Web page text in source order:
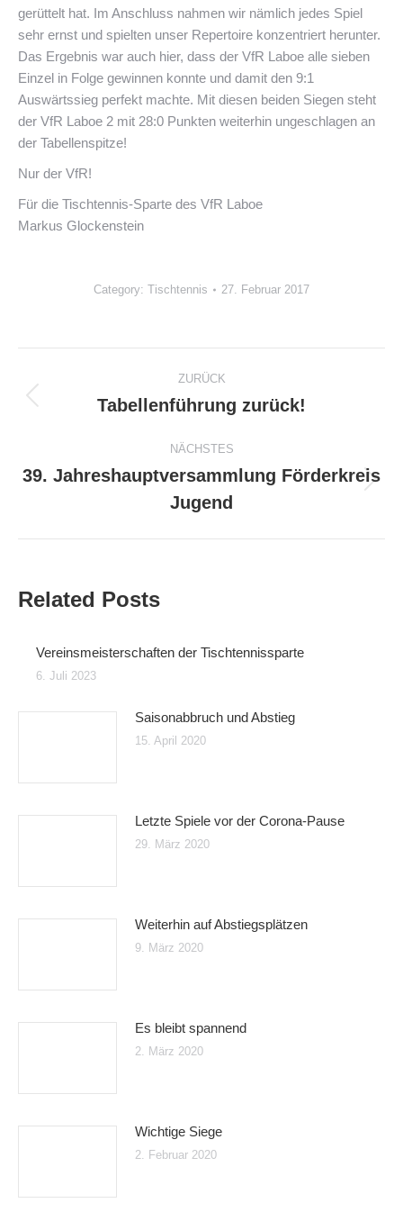
gerüttelt hat. Im Anschluss nahmen wir nämlich jedes Spiel
sehr ernst und spielten unser Repertoire konzentriert herunter.
Das Ergebnis war auch hier, dass der VfR Laboe alle sieben
Einzel in Folge gewinnen konnte und damit den 9:1
Auswärtssieg perfekt machte. Mit diesen beiden Siegen steht
der VfR Laboe 2 mit 28:0 Punkten weiterhin ungeschlagen an
der Tabellenspitze!
Nur der VfR!
Für die Tischtennis-Sparte des VfR Laboe
Markus Glockenstein
Category: Tischtennis 27. Februar 2017
Kommentarnavigation
ZURÜCK
Vorheriger
Tabellenführung zurück!
NÄCHSTES
Beitrag:
39. Jahreshauptversammlung Förderkreis
Jugend
Related Posts
Vereinsmeisterschaften der Tischtennissparte
6. Juli 2023
Saisonabbruch und Abstieg
15. April 2020
Letzte Spiele vor der Corona-Pause
29. März 2020
Weiterhin auf Abstiegsplätzen
9. März 2020
Es bleibt spannend
2. März 2020
Wichtige Siege
2. Februar 2020